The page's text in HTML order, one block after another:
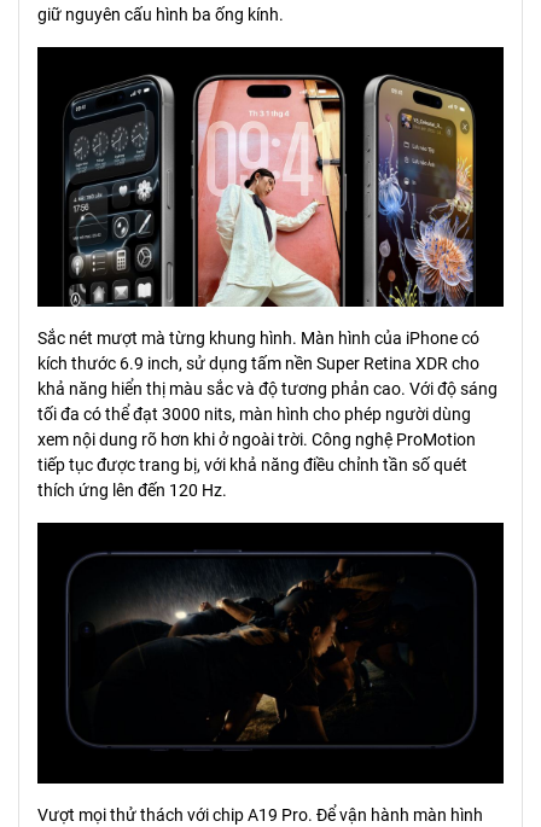
giữ nguyên cấu hình ba ống kính.
Sắc nét mượt mà từng khung hình. Màn hình của iPhone có
kích thước 6.9 inch, sử dụng tấm nền Super Retina XDR cho
khả năng hiển thị màu sắc và độ tương phản cao. Với độ sáng
tối đa có thể đạt 3000 nits, màn hình cho phép người dùng
xem nội dung rõ hơn khi ở ngoài trời. Công nghệ ProMotion
tiếp tục được trang bị, với khả năng điều chỉnh tần số quét
thích ứng lên đến 120 Hz.
Vượt mọi thử thách với chip A19 Pro. Để vận hành màn hình